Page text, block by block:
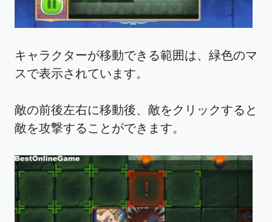
キャラクターが移動できる範囲は、緑色のマ
スで表示されています。
敵の前後左右に移動後、敵をクリックすると
敵を攻撃することができます。